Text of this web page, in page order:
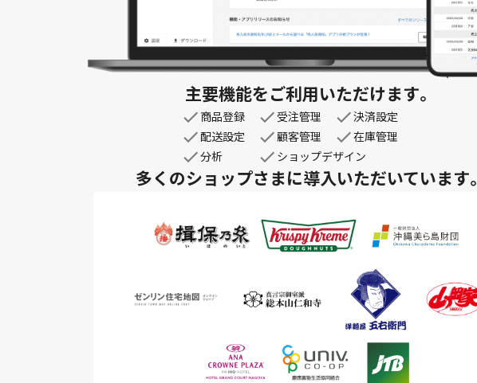
主要機能を ご利用いただけます。
商品登録 受注管理
決済設定
配送設定
顧客管理
在庫管理
分析
ショップデザイン
多くのショップさまに導入いただいています。